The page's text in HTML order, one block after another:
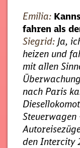
Emilia:
fahren als
Siegrid: Ja,
heizen und
mit allen
nach Paris
den Intercity